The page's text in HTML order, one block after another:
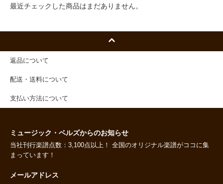
最近チェックした商品はまだありません。
返品について
配送・送料について
支払い方法について
ミュージック・ベルズからのお知らせ
当社刊行楽譜点数：3,100点以上！ 全国のオリジナル楽譜がココに集
まっています！
メールアドレス